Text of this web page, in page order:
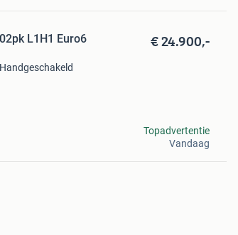
L1H1 Euro6 € 24.900,-
Handgeschakeld
Topadvertentie
Vandaag